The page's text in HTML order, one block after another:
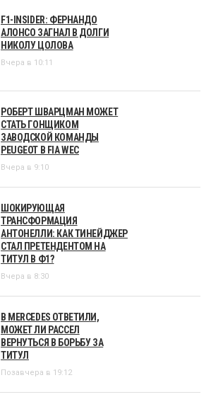
F1-INSIDER: ФЕРНАНДО
АЛОНСО ЗАГНАЛ В ДОЛГИ
НИКОЛУ ЦОЛОВА
Вчера в 10:11
РОБЕРТ ШВАРЦМАН МОЖЕТ
СТАТЬ ГОНЩИКОМ
ЗАВОДСКОЙ КОМАНДЫ
PEUGEOT В FIA WEC
Вчера в 9:10
ШОКИРУЮЩАЯ
ТРАНСФОРМАЦИЯ
АНТОНЕЛЛИ: КАК ТИНЕЙДЖЕР
СТАЛ ПРЕТЕНДЕНТОМ НА
ТИТУЛ В Ф1?
Вчера в 8:30
В MERCEDES ОТВЕТИЛИ,
МОЖЕТ ЛИ РАССЕЛ
ВЕРНУТЬСЯ В БОРЬБУ ЗА
ТИТУЛ
Позавчера в 19:12